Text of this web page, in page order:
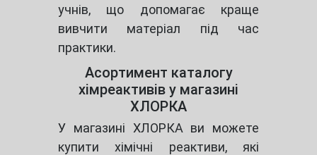
учнів, що допомагає краще
вивчити матеріал під час
практики.
Асортимент каталогу
хімреактивів у магазині
ХЛОРКА
У магазині ХЛОРКА ви можете
купити хімічні реактиви, які